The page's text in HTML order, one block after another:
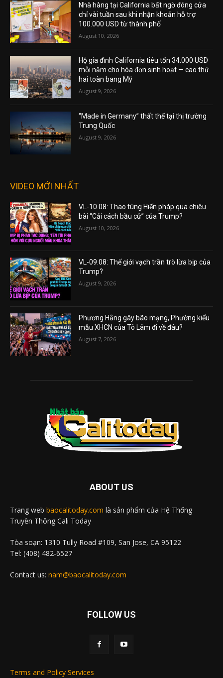
Nhà hàng tại California bất ngờ đóng cửa
chỉ vài tuần sau khi nhận khoản hỗ trợ
100.000 USD từ thành phố
August 10, 2026
Hộ gia đình California tiêu tốn 34.000 USD
mỗi năm cho hóa đơn sinh hoạt — cao thứ
hai toàn bang Mỹ
August 9, 2026
“Made in Germany” thất thế tại thị trường
Trung Quốc
August 9, 2026
VIDEO MỚI NHẤT
VL-10.08: Thao túng Hiến pháp qua chiêu
bài “Cải cách bầu cử” của Trump?
August 10, 2026
VL-09.08: Thế giới vạch trần trò lừa bịp của
Trump?
August 9, 2026
Phương Hằng gây bão mạng, Phường kiểu
mẫu XHCN của Tô Lâm đi về đâu?
August 7, 2026
ABOUT US
Trang web baocalitoday.com là sản phẩm của Hệ Thống
Truyền Thông Cali Today
Tòa soạn: 1310 Tully Road #109, San Jose, CA 95122
Tel: (408) 482-6527
Contact us: nam@baocalitoday.com
FOLLOW US
Terms and Policy Services